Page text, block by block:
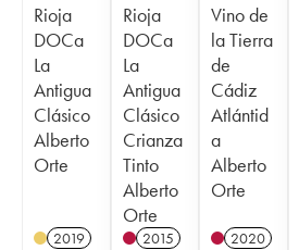
Rioja
DOCa
La
Antigua
Clásico
Alberto
Orte
2019
Rioja
DOCa
La
Antigua
Clásico
Crianza
Tinto
Alberto
Orte
2015
Vino de
la Tierra
de
Cádiz
Atlántid
a
Alberto
Orte
2020